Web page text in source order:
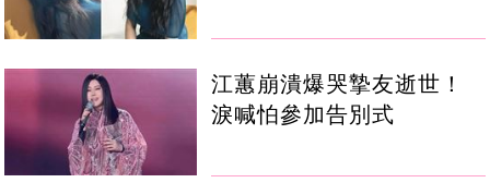
江蕙崩潰爆哭摯友逝世！
淚喊怕參加告別式